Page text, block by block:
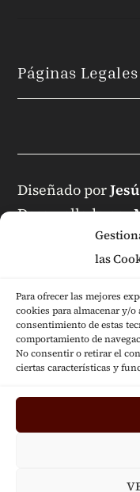
las
Para ofrecer las mejores
cookies para almacenar y/
consentimiento de estas
comportamiento de
No consentir o retirar el
ciertas características y
Páginas Legales
Diseñado por
Desarrollado por